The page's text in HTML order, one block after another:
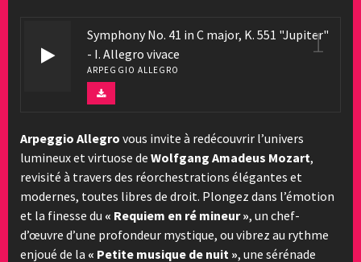
Symphony No. 41 in C major, K. 551 "Jupiter"
- I. Allegro vivace
ARPEGGIO ALLEGRO
1
Arpeggio Allegro vous invite à redécouvrir l’univers
lumineux et virtuose de Wolfgang Amadeus Mozart,
revisité à travers des réorchestrations élégantes et
modernes, toutes libres de droit. Plongez dans l’émotion
et la finesse du « Requiem en ré mineur », un chef-
d’œuvre d’une profondeur mystique, ou vibrez au rythme
enjoué de la « Petite musique de nuit », une sérénade